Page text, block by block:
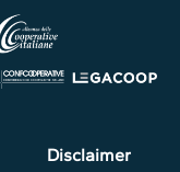
Disclaimer